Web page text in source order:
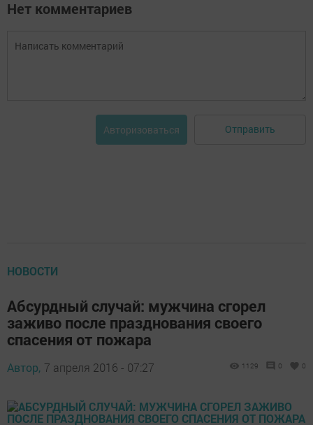
Нет комментариев
Авторизоваться Отправить
НОВОСТИ
Абсурдный случай: мужчина сгорел
заживо после празднования своего
спасения от пожара
Автор, 7 апреля 2016 - 07:27 1129 0 0